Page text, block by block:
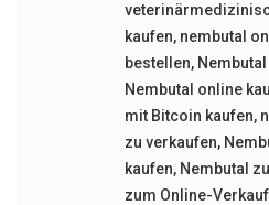
kaufen, nembutal
bestellen,
Nembutal online
mit Bitcoin kaufen,
zu verkaufen,
kaufen, Nembutal
zum Online-Verkauf